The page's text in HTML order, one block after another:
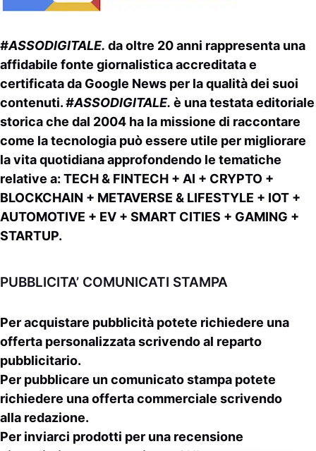
#ASSODIGITALE. da oltre 20 anni rappresenta una
affidabile fonte giornalistica accreditata e
certificata da Google News per la qualità dei suoi
contenuti.#ASSODIGITALE. è una testata editoriale
storica che dal 2004 ha la missione di raccontare
come la tecnologia può essere utile per migliorare
la vita quotidiana approfondendo le tematiche
relative a: TECH & FINTECH + AI + CRYPTO +
BLOCKCHAIN + METAVERSE & LIFESTYLE + IOT +
AUTOMOTIVE + EV + SMART CITIES + GAMING +
STARTUP.
PUBBLICITA’ COMUNICATI STAMPA
Peracquistare pubblicità potete richiedere una
offerta personalizzata scrivendo al reparto
pubblicitario.
Per pubblicare un comunicato stampa potete
richiedere una offerta commerciale scrivendo
alla redazione.
Per inviarci prodotti per una recensione